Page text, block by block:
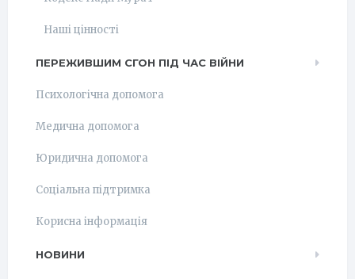
Наші цінності
ПЕРЕЖИВШИМ СГОН ПІД ЧАС ВІЙНИ
Психологічна допомога
Медична допомога
Юридична допомога
Соціальна підтримка
Корисна інформація
НОВИНИ